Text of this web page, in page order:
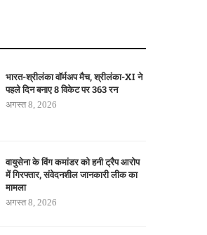
भारत-श्रीलंका वॉर्मअप मैच, श्रीलंका-XI ने
पहले दिन बनाए 8 विकेट पर 363 रन
अगस्त 8, 2026
वायुसेना के विंग कमांडर को हनी ट्रैप आरोप
में गिरफ्तार, संवेदनशील जानकारी लीक का
मामला
अगस्त 8, 2026